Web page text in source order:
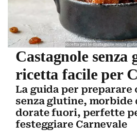
Ricetta per le castagnole senza
Castagnole senza
ricetta facile per
La guida per preparare
senza glutine, morbide
dorate fuori, perfette
festeggiare Carnevale